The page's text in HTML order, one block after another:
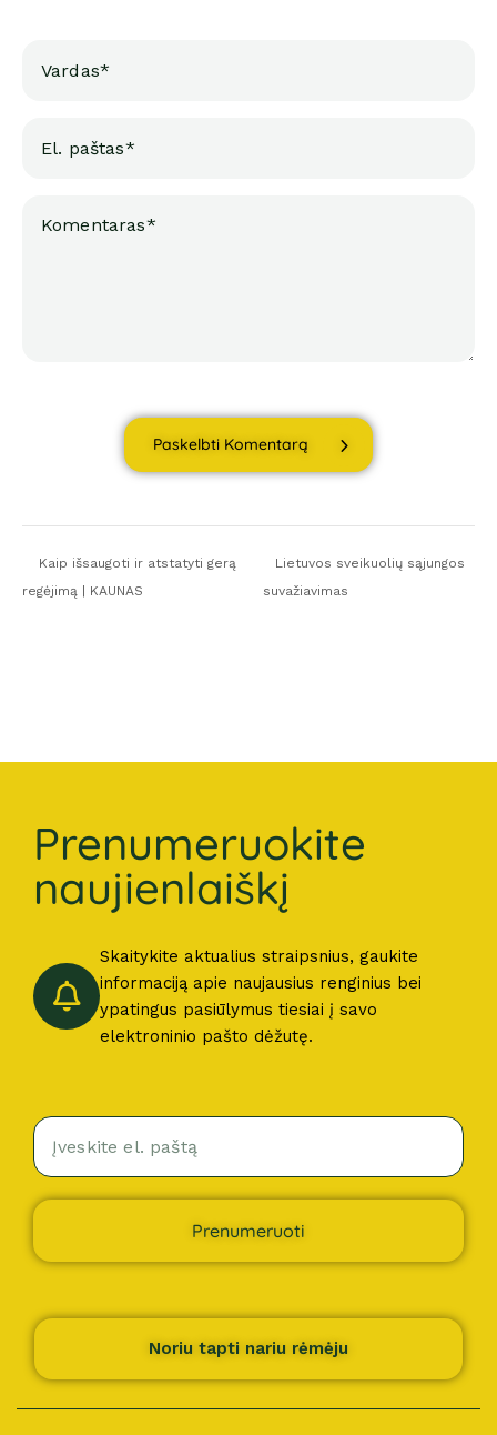
Paskelbti Komentarą
Kaip išsaugoti ir atstatyti gerą
regėjimą | KAUNAS
Lietuvos sveikuolių sąjungos
suvažiavimas
Prenumeruokite
naujienlaiškį
Skaitykite aktualius straipsnius, gaukite
informaciją apie naujausius renginius bei
ypatingus pasiūlymus tiesiai į savo
elektroninio pašto dėžutę.
Prenumeruoti
Noriu tapti nariu rėmėju